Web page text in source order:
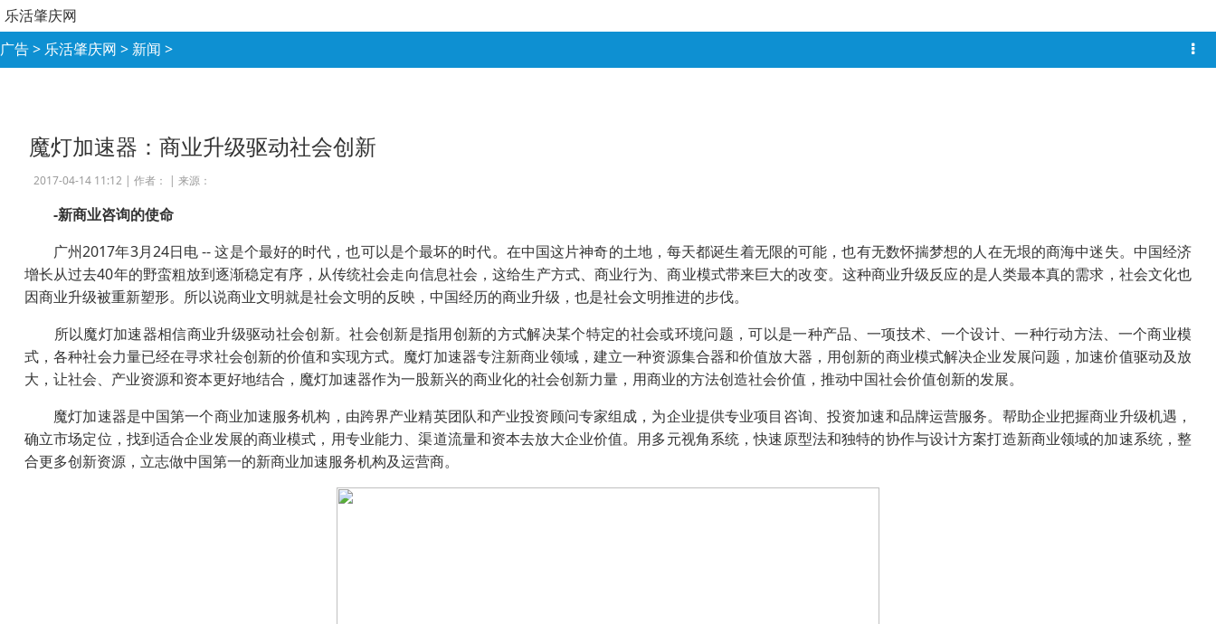
乐活肇庆网
广告> 乐活肇庆网 > 新闻 >
魔灯加速器：商业升级驱动社会创新
2017-04-14 11:12 | 作者： | 来源：
-新商业咨询的使命
广州2017年3月24日电 -- 这是个最好的时代，也可以是个最坏的时代。在中国这片神奇的土地，每天都诞生着无限的可能，也有无数怀揣梦想的人在无垠的商海中迷失。中国经济
增长从过去40年的野蛮粗放到逐渐稳定有序，从传统社会走向信息社会，这给生产方式、商业行为、商业模式带来巨大的改变。这种商业升级反应的是人类最本真的需求，社会文化也
因商业升级被重新塑形。所以说商业文明就是社会文明的反映，中国经历的商业升级，也是社会文明推进的步伐。
所以魔灯加速器相信商业升级驱动社会创新。社会创新是指用创新的方式解决某个特定的社会或环境问题，可以是一种产品、一项技术、一个设计、一种行动方法、一个商业模
式，各种社会力量已经在寻求社会创新的价值和实现方式。魔灯加速器专注新商业领域，建立一种资源集合器和价值放大器，用创新的商业模式解决企业发展问题，加速价值驱动及放
大，让社会、产业资源和资本更好地结合，魔灯加速器作为一股新兴的商业化的社会创新力量，用商业的方法创造社会价值，推动中国社会价值创新的发展。
魔灯加速器是中国第一个商业加速服务机构，由跨界产业精英团队和产业投资顾问专家组成，为企业提供专业项目咨询、投资加速和品牌运营服务。帮助企业把握商业升级机遇，
确立市场定位，找到适合企业发展的商业模式，用专业能力、渠道流量和资本去放大企业价值。用多元视角系统，快速原型法和独特的协作与设计方案打造新商业领域的加速系统，整
合更多创新资源，立志做中国第一的新商业加速服务机构及运营商。